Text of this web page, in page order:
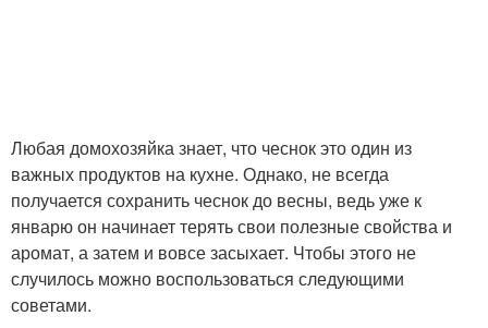
Любая домохозяйка знает, что чеснок это один из
важных продуктов на кухне. Однако, не всегда
получается сохранить чеснок до весны, ведь уже к
январю он начинает терять свои полезные свойства и
аромат, а затем и вовсе засыхает. Чтобы этого не
случилось можно воспользоваться следующими
советами.